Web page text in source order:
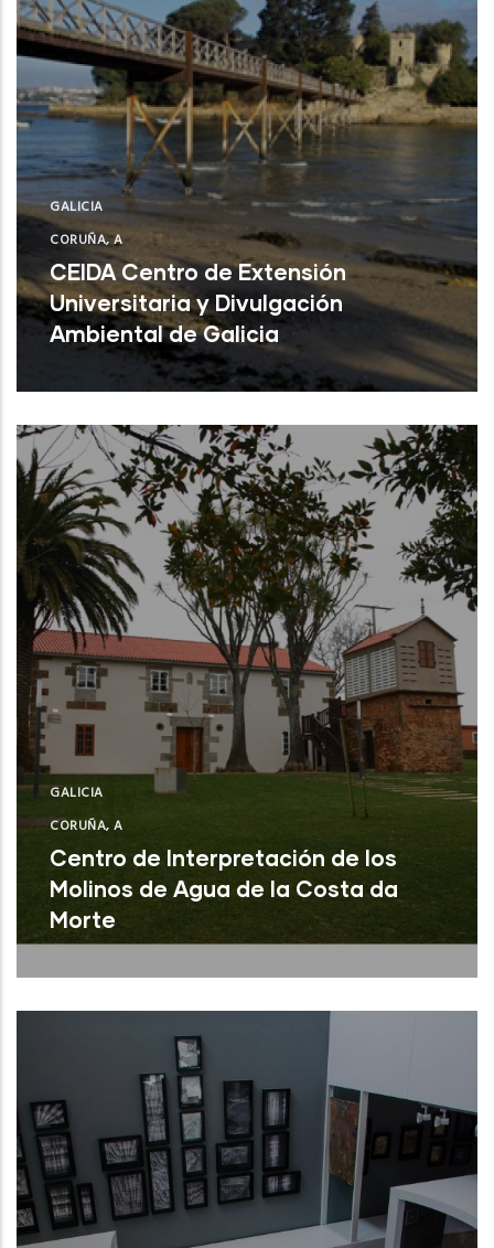
GALICIA
CORUÑA, A
CEIDA Centro de Extensión
Universitaria y Divulgación
Ambiental de Galicia
Oleiros ( A Coruña)
GALICIA
CORUÑA, A
Centro de Interpretación de los
Molinos de Agua de la Costa da
Morte
A Laracha (A Coruña)